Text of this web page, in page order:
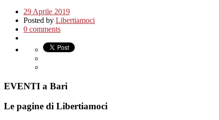
29 Aprile 2019
Posted by Libertiamoci
0 comments
EVENTI a Bari
Le pagine di Libertiamoci